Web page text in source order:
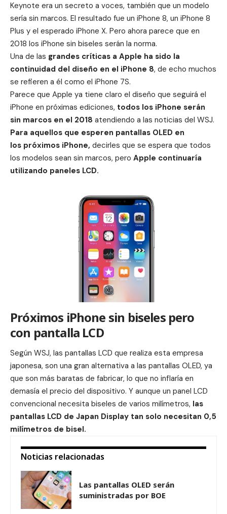
Keynote era un secreto a voces, también que un modelo
sería sin marcos. El resultado fue un iPhone 8, un iPhone 8
Plus y el esperado iPhone X. Pero ahora parece que en
2018 los iPhone sin biseles serán la norma.
Una de las grandes críticas a Apple ha sido la
continuidad del diseño en el iPhone 8, de echo muchos
se refieren a él como el iPhone 7S.
Parece que Apple ya tiene claro el diseño que seguirá el
iPhone en próximas ediciones, todos los iPhone serán
sin marcos en el 2018 atendiendo a las noticias del WSJ.
Para aquellos que esperen pantallas OLED en
los próximos iPhone, decirles que se espera que todos
los modelos sean sin marcos, pero Apple continuaría
utilizando paneles LCD.
Próximos iPhone sin biseles pero
con pantalla LCD
Según WSJ, las pantallas LCD que realiza esta empresa
japonesa, son una gran alternativa a las pantallas OLED, ya
que son más baratas de fabricar, lo que no inflaría en
demasía el precio del dispositivo. Y aunque un panel LCD
convencional necesita biseles de varios milímetros, las
pantallas LCD de Japan Display tan solo necesitan 0,5
milímetros de bisel.
Noticias relacionadas
Las pantallas OLED serán
suministradas por BOE